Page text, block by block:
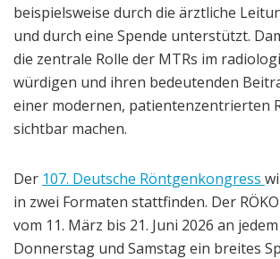
beispielsweise durch die ärztliche
und durch eine Spende unterstützt.
die zentrale Rolle der MTRs im
würdigen und ihren bedeutenden
einer modernen, patientenzentrierten
sichtbar machen.
Der 107. Deutsche Röntgenkongress
in zwei Formaten stattfinden. Der
vom 11. März bis 21. Juni 2026 an
Donnerstag und Samstag ein breites